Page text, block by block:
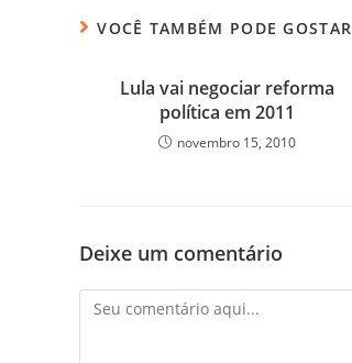
VOCÊ TAMBÉM PODE GOSTAR
Lula vai negociar reforma
política em 2011
novembro 15, 2010
Deixe um comentário